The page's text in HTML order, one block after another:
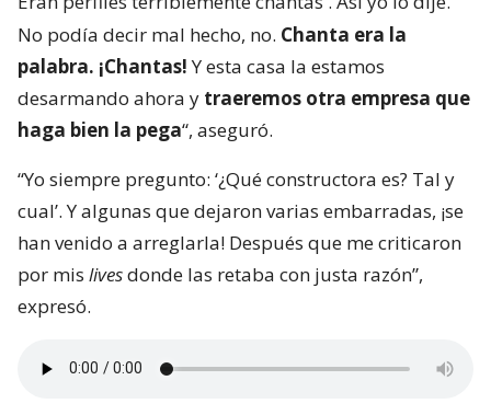
No podía decir mal hecho, no. Chanta era la
palabra. ¡Chantas!Y esta casa la estamos
desarmando ahora y traeremos otra empresa que
haga bien la pega“, aseguró.
“Yo siempre pregunto: ‘¿Qué constructora es? Tal y
cual’. Y algunas que dejaron varias embarradas, ¡se
han venido a arreglarla! Después que me criticaron
por mis livesdonde las retaba con justa razón”,
expresó.